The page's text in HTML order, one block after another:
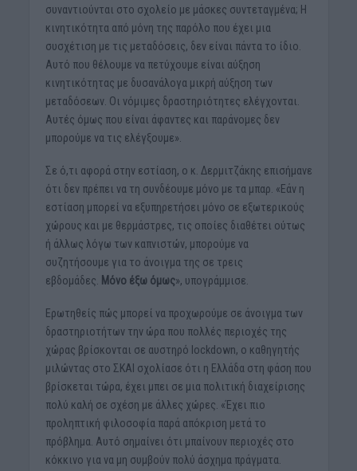
συναντιούνται στο σχολείο με μάσκες συντεταγμένα; Η
κινητικότητα από μόνη της παρόλο που έχει μια
συσχέτιση με τις μεταδόσεις, δεν είναι πάντα το ίδιο.
Αυτό που θέλουμε να πετύχουμε είναι αύξηση
κινητικότητας με δυσανάλογα μικρή αύξηση των
μεταδόσεων. Οι νόμιμες δραστηριότητες ελέγχονται.
Αυτές όμως που είναι άφαντες και παράνομες δεν
μπορούμε να τις ελέγξουμε».
Σε ό,τι αφορά στην εστίαση, ο κ. Δερμιτζάκης επισήμανε
ότι δεν πρέπει να τη συνδέουμε μόνο με τα μπαρ. «Εάν η
εστίαση μπορεί να εξυπηρετήσει μόνο σε εξωτερικούς
χώρους και με θερμάστρες, τις οποίες διαθέτει ούτως
ή άλλως λόγω των καπνιστών, μπορούμε να
συζητήσουμε για το άνοιγμα της σε τρεις
εβδομάδες. Μόνο έξω όμως», υπογράμμισε.
Ερωτηθείς πώς μπορεί να προχωρούμε σε άνοιγμα των
δραστηριοτήτων την ώρα που πολλές περιοχές της
χώρας βρίσκονται σε αυστηρό lockdown, ο καθηγητής
μιλώντας στο ΣΚΑΙ σχολίασε ότι η Ελλάδα στη φάση που
βρίσκεται τώρα, έχει μπει σε μια πολιτική διαχείρισης
πολύ καλή σε σχέση με άλλες χώρες. «Έχει πιο
προληπτική φιλοσοφία παρά απόκριση μετά το
πρόβλημα. Αυτό σημαίνει ότι μπαίνουν περιοχές στο
κόκκινο για να μη συμβούν πολύ άσχημα πράγματα.